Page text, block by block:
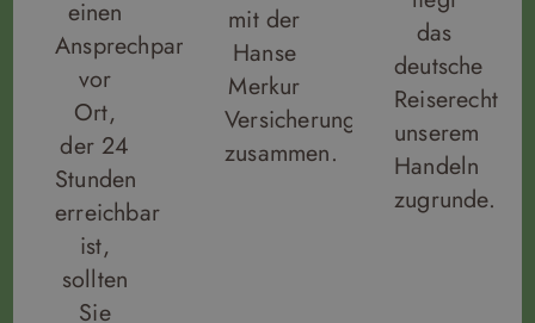
einen
Ansprechpartner
vor
Ort,
der 24
Stunden
erreichbar
ist,
sollten
Sie
mit der
Hanse
Merkur
Versicherung
zusammen.
das
deutsche
Reiserecht
unserem
Handeln
zugrunde.